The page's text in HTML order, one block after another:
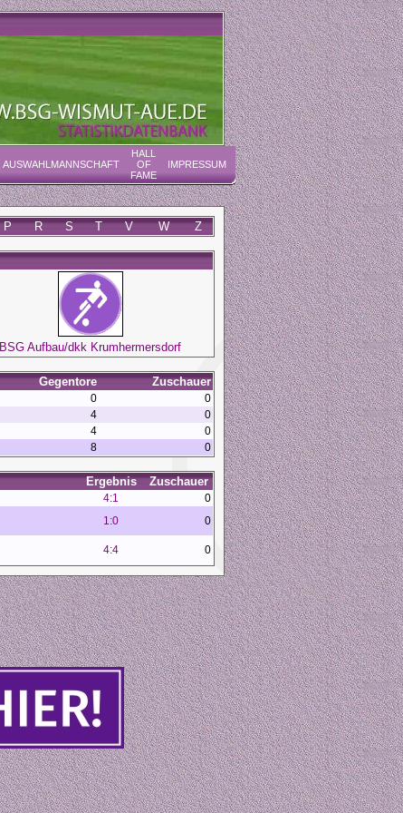
AUSWAHLMANNSCHAFT
HALL
OF
FAME
IMPRESSUM
P R S T V W Z
BSG Aufbau/dkk Krumhermersdorf
Gegentore Zuschauer
0
0
4
0
4
0
8 0
Ergebnis Zuschauer
4:1
0
1:0 0
4:4 0